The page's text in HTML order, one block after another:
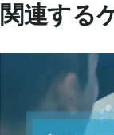
関連する